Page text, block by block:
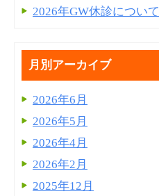
2026年GW休診について
月別アーカイブ
2026年6月
2026年5月
2026年4月
2026年2月
2025年12月